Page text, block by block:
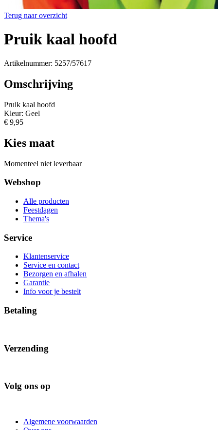
Terug naar overzicht
Pruik kaal hoofd
Artikelnummer: 5257/57617
Omschrijving
Pruik kaal hoofd
Kleur: Geel
€ 9,95
Kies maat
Momenteel niet leverbaar
Webshop
Alle producten
Feestdagen
Thema's
Service
Klantenservice
Service en contact
Bezorgen en afhalen
Garantie
Info voor je bestelt
Betaling
Verzending
Volg ons op
Algemene voorwaarden